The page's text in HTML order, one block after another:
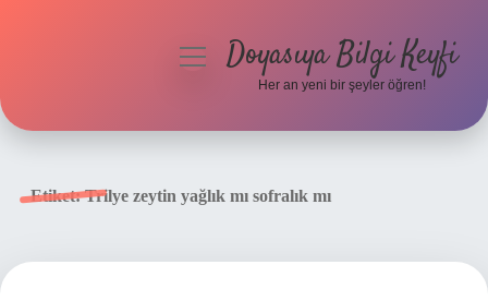
menüyüDoyasıya Bilgi Keyfi
Her an yeni bir şeyler öğren!
Etiket:Trilye zeytin yağlık mı sofralık mı